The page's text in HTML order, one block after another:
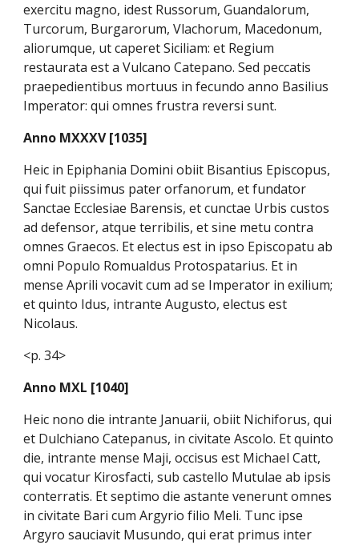
exercitu magno, idest Russorum, Guandalorum,
Turcorum, Burgarorum, Vlachorum, Macedonum,
aliorumque, ut caperet Siciliam: et Regium
restaurata est a Vulcano Catepano. Sed peccatis
praepedientibus mortuus in fecundo anno Basilius
Imperator: qui omnes frustra reversi sunt.
Anno MXXXV [1035]
Heic in Epiphania Domini obiit Bisantius Episcopus,
qui fuit piissimus pater orfanorum, et fundator
Sanctae Ecclesiae Barensis, et cunctae Urbis custos
ad defensor, atque terribilis, et sine metu contra
omnes Graecos. Et electus est in ipso Episcopatu ab
omni Populo Romualdus Protospatarius. Et in
mense Aprili vocavit cum ad se Imperator in exilium;
et quinto Idus, intrante Augusto, electus est
Nicolaus.
<p. 34>
Anno MXL [1040]
Heic nono die intrante Januarii, obiit Nichiforus, qui
et Dulchiano Catepanus, in civitate Ascolo. Et quinto
die, intrante mense Maji, occisus est Michael Catt,
qui vocatur Kirosfacti, sub castello Mutulae ab ipsis
conterratis. Et septimo die astante venerunt omnes
in civitate Bari cum Argyrio filio Meli. Tunc ipse
Argyro sauciavit Musundo, qui erat primus inter